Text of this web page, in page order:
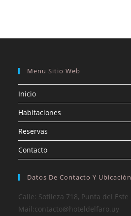
Menu Sitio Web
Inicio
Habitaciones
Reservas
Contacto
Datos De Contacto Y Ubicación
Calle: Sotileza 718, Punta del Este
Mail:contacto@hoteldelfaro.uy